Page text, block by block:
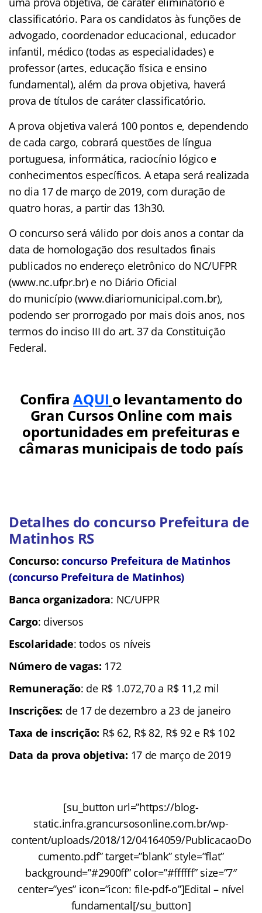
classificatório. Para os candidatos às funções de
advogado, coordenador educacional, educador
infantil, médico (todas as especialidades) e
professor (artes, educação física e ensino
fundamental), além da prova objetiva, haverá
prova de títulos de caráter classificatório.
A prova objetiva valerá 100 pontos e, dependendo
de cada cargo, cobrará questões de língua
portuguesa, informática, raciocínio lógico e
conhecimentos específicos. A etapa será realizada
no dia 17 de março de 2019, com duração de
quatro horas, a partir das 13h30.
O concurso será válido por dois anos a contar da
data de homologação dos resultados finais
publicados no endereço eletrônico do NC/UFPR
(www.nc.ufpr.br) e no Diário Oficial
do município (www.diariomunicipal.com.br),
podendo ser prorrogado por mais dois anos, nos
termos do inciso III do art. 37 da Constituição
Federal.
ConfiraAQUI o levantamento do
Gran Cursos Online com mais
oportunidades em prefeituras e
câmaras municipais de todo país
Detalhes do concurso Prefeitura de
Matinhos RS
Concurso: concurso Prefeitura de Matinhos
(concurso Prefeitura de Matinhos)
Banca organizadora: NC/UFPR
Cargo: diversos
Escolaridade: todos os níveis
Número de vagas: 172
Remuneração: de R$ 1.072,70 a R$ 11,2 mil
Inscrições: de 17 de dezembro a 23 de janeiro
Taxa de inscrição: R$ 62, R$ 82, R$ 92 e R$ 102
Data da prova objetiva: 17 de março de 2019
[su_button url=”https://blog-
static.infra.grancursosonline.com.br/wp-
content/uploads/2018/12/04164059/PublicacaoDo
cumento.pdf” target=”blank” style=”flat”
background=”#2900ff” color=”#ffffff” size=”7″
center=”yes” icon=”icon: file-pdf-o”]Edital – nível
fundamental[/su_button]